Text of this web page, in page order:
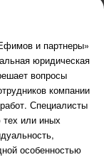
и партнеры»
юридическая
вопросы
компании
Специалисты
или иных
особенностью